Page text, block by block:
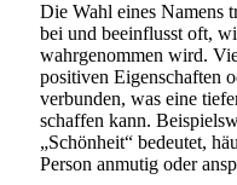
Die Wahl eines Namens
bei und beeinflusst oft,
wahrgenommen wird.
positiven Eigenschaften
verbunden, was eine
schaffen kann.
„Schönheit“ bedeutet,
Person anmutig oder